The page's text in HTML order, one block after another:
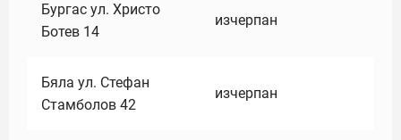
Бургас ул. Христо
Ботев 14
изчерпан
Бяла ул. Стефан
Стамболов 42
изчерпан